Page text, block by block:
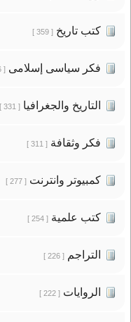
كتب تاريخ[ 359 ]
فكر سياسى إسلامى[ 356 ]
التاريخ والجغرافيا[ 331 ]
فكر وثقافة[ 311 ]
كمبيوتر وانترنت[ 277 ]
كتب علمية[ 254 ]
التراجم[ 226 ]
الروايات[ 222 ]